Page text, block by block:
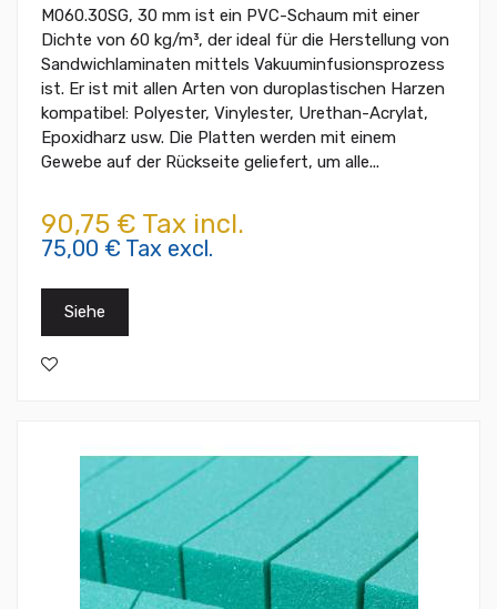
M060.30SG, 30 mm ist ein PVC-Schaum mit einer
Dichte von 60 kg/m³, der ideal für die Herstellung von
Sandwichlaminaten mittels Vakuuminfusionsprozess
ist. Er ist mit allen Arten von duroplastischen Harzen
kompatibel: Polyester, Vinylester, Urethan-Acrylat,
Epoxidharz usw. Die Platten werden mit einem
Gewebe auf der Rückseite geliefert, um alle...
90,75 € Tax incl.
75,00 € Tax excl.
Siehe